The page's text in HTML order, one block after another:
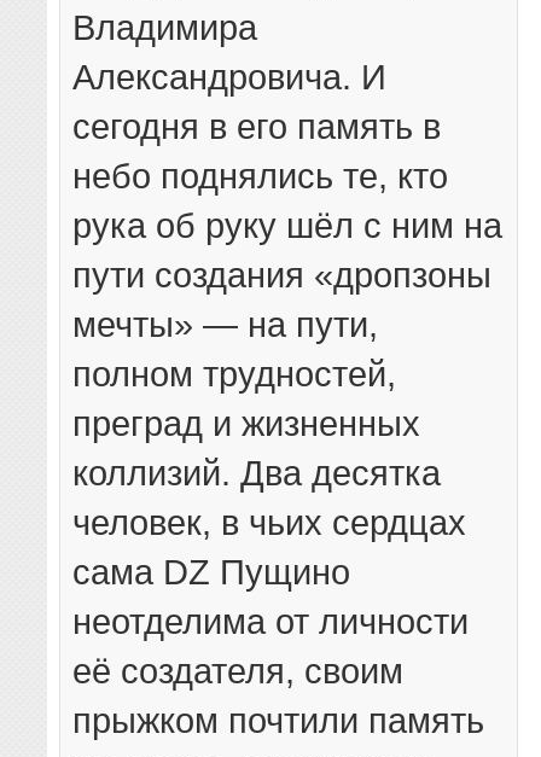
Владимира
Александровича. И
сегодня в его память в
небо поднялись те, кто
рука об руку шёл с ним на
пути создания «дропзоны
мечты» — на пути,
полном трудностей,
преград и жизненных
коллизий. Два десятка
человек, в чьих сердцах
сама DZ Пущино
неотделима от личности
её создателя, своим
прыжком почтили память